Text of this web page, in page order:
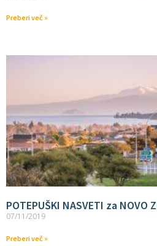
Preberi več »
POTEPUŠKI NASVETI za NOVO
07/11/2019
Preberi več »